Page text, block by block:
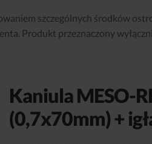
szczególnych środków
Produkt przeznaczony
Kaniula MESO-
(0,7x70mm) +